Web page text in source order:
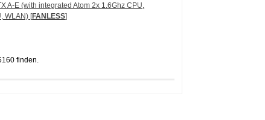
A-E (with integrated Atom 2x 1.6Ghz CPU,
WLAN) [FANLESS]
finden.